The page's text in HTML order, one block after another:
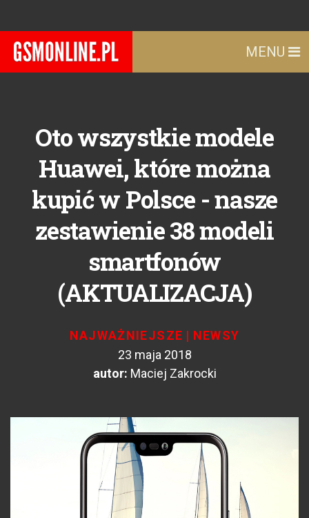
MENU
Oto wszystkie modele
Huawei, które można
kupić w Polsce - nasze
zestawienie 38 modeli
smartfonów
(AKTUALIZACJA)
NAJWAŻNIEJSZE | NEWSY
23 maja 2018
autor: Maciej Zakrocki